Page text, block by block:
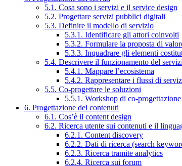
5.1. Cosa sono i servizi e il service design
5.2. Progettare servizi pubblici digitali
5.3. Definire il modello di servizio
5.3.1. Identificare gli attori coinvolti
5.3.2. Formulare la proposta di
5.3.3. Inquadrare gli elementi
5.4. Descrivere il funzionamento del
5.4.1. Mappare l’ecosistema
5.4.2. Rappresentare i flussi di
5.5. Co-progettare le soluzioni
5.5.1. Workshop di co-progettazione
6. Progettazione dei contenuti
6.1. Cos’è il content design
6.2. Ricerca utente sui contenuti e il
6.2.1. Content discovery
6.2.2. Dati di ricerca (search
6.2.3. Ricerca tramite analytics
6.2.4. Ricerca sui forum